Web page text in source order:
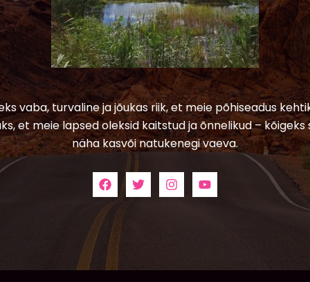
vaba, turvaline ja jõukas riik, et meie põhiseadus
et meie lapsed oleksid kaitstud ja õnnelikud – kõigeks
näha kasvõi natukenegi vaeva.